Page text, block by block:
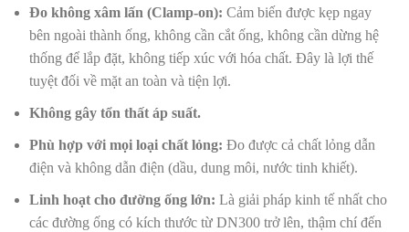
Đo không xâm lấn (Clamp-on): Cảm biến được kẹp ngay
bên ngoài thành ống, không cần cắt ống, không cần dừng hệ
thống để lắp đặt, không tiếp xúc với hóa chất. Đây là lợi thế
tuyệt đối về mặt an toàn và tiện lợi.
Không gây tổn thất áp suất.
Phù hợp với mọi loại chất lỏng: Đo được cả chất lỏng dẫn
điện và không dẫn điện (dầu, dung môi, nước tinh khiết).
Linh hoạt cho đường ống lớn: Là giải pháp kinh tế nhất cho
các đường ống có kích thước từ DN300 trở lên, thậm chí đến